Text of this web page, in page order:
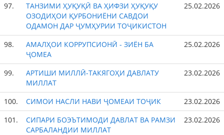
97.
ТАНЗИМИ ҲУҚУҚӢ ВА ҲИФЗИ ҲУҚУҚУ
ОЗОДИҲОИ ҚУРБОНИЁНИ САВДОИ
ОДАМОН ДАР ҶУМҲУРИИ ТОҶИКИСТОН
25.02.2026
98.
АМАЛҲОИ КОРРУПСИОНӢ - ЗИЁН БА
ҶОМЕА
25.02.2026
99.
АРТИШИ МИЛЛӢ-ТАКЯГОҲИ ДАВЛАТУ
МИЛЛАТ
23.02.2026
100. СИМОИ НАСЛИ НАВИ ҶОМЕАИ ТОҶИК
23.02.2026
101.
СИПАРИ БОЭЪТИМОДИ ДАВЛАТ ВА РАМЗИ
САРБАЛАНДИИ МИЛЛАТ
23.02.2026